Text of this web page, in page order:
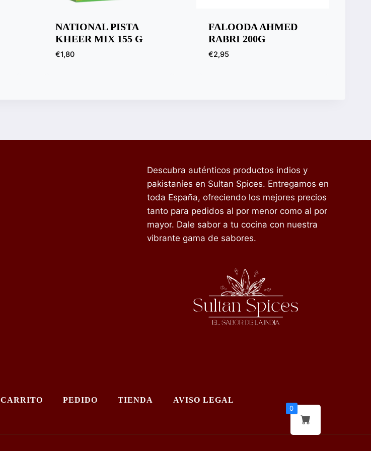
NATIONAL PISTA
KHEER MIX 155 G
€1,80
FALOODA AHMED
RABRI 200G
€2,95
Descubra auténticos productos indios y
pakistaníes en Sultan Spices. Entregamos en
toda España, ofreciendo los mejores precios
tanto para pedidos al por menor como al por
mayor. Dale sabor a tu cocina con nuestra
vibrante gama de sabores.
CARRITO PEDIDO TIENDA AVISO LEGAL
0